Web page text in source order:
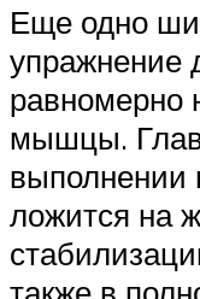
Еще одно
упражнение
равномерно
мышцы.
выполнении
ложится на